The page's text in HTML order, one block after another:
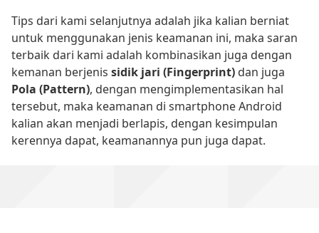
Tips dari kami selanjutnya adalah jika kalian berniat
untuk menggunakan jenis keamanan ini, maka saran
terbaik dari kami adalah kombinasikan juga dengan
kemanan berjenis sidik jari (Fingerprint) dan juga
Pola (Pattern), dengan mengimplementasikan hal
tersebut, maka keamanan di smartphone Android
kalian akan menjadi berlapis, dengan kesimpulan
kerennya dapat, keamanannya pun juga dapat.